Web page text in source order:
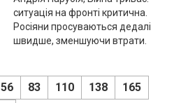
ситуація на фронті критична.
Росіяни просуваються дедалі
швидше, зменшуючи втрати.
56 83 110 138
165